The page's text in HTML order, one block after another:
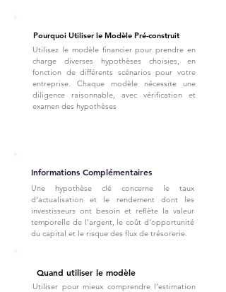
Pourquoi Utiliser le Modèle Pré-construit
Utilisez le modèle financier pour prendre en
charge diverses hypothèses choisies, en
fonction de différents scénarios pour votre
entreprise. Chaque modèle nécessite une
diligence raisonnable, avec vérification et
examen des hypothèses
Informations Complémentaires
Une hypothèse clé concerne le taux
d'actualisation et le rendement dont les
investisseurs ont besoin et reflète la valeur
temporelle de l'argent, le coût d'opportunité
du capital et le risque des flux de trésorerie.
Quand utiliser le modèle
Utiliser pour mieux comprendre l’estimation